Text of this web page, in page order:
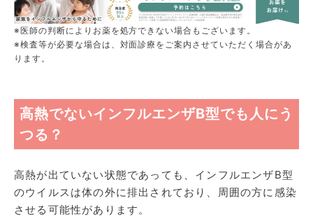
※医師の判断によりお薬を処方できない場合もございます。
※検査等が必要な場合は、対面診療をご案内させていただく場合があ
ります。
高熱でないインフルエンザB型でも人にう
つる？
高熱が出ていない状態であっても、インフルエンザB型
のウイルスは体の外に排出されており、周囲の方に感染
させる可能性があります。